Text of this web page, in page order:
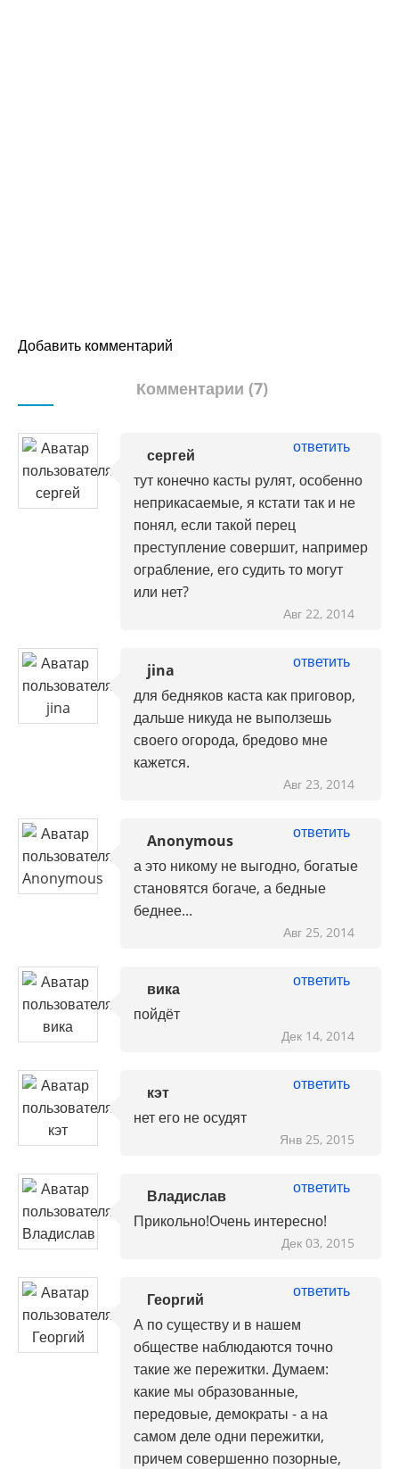
Добавить комментарий
Комментарии (7)
сергей
ответить
тут конечно касты рулят, особенно
неприкасаемые, я кстати так и не
понял, если такой перец
преступление совершит, например
ограбление, его судить то могут
или нет?
Авг 22, 2014
jina
ответить
для бедняков каста как приговор,
дальше никуда не выползешь
своего огорода, бредово мне
кажется.
Авг 23, 2014
Anonymous
ответить
а это никому не выгодно, богатые
становятся богаче, а бедные
беднее...
Авг 25, 2014
вика
ответить
пойдёт
Дек 14, 2014
кэт
ответить
нет его не осудят
Янв 25, 2015
Владислав
ответить
Прикольно!Очень интересно!
Дек 03, 2015
Георгий
ответить
А по существу и в нашем
обществе наблюдаются точно
такие же пережитки. Думаем:
какие мы образованные,
передовые, демократы - а на
самом деле одни пережитки,
причем совершенно позорные,